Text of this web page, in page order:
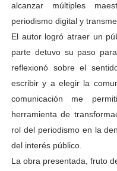
alcanzar múltiples
periodismo digital y
El autor logró atraer un
parte detuvo su paso
reflexionó sobre el
escribir y a elegir la
comunicación me
herramienta de
rol del periodismo en la
del interés público.
La obra presentada, fruto